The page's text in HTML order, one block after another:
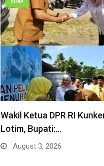
Wakil Ketua DPR RI
Lotim, Bupati:…
August 3, 2026